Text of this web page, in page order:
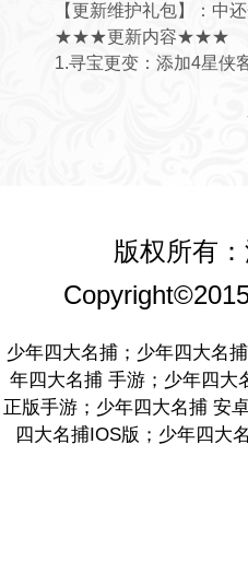
【更新维护礼包】：中
★★★更新内容★★★
1.寻宝更变：添加4星侠
-----------《少
版权所有
少年四大名捕；少年四大名
年四大名捕 手游；少年四大
正版手游；少年四大名捕 安
四大名捕IOS版；少年四大